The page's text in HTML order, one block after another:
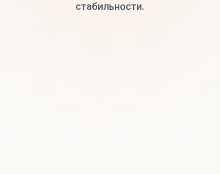
стабильности.